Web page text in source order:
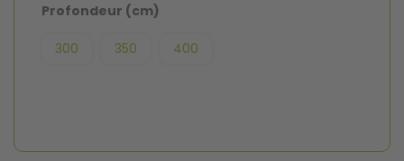
Profondeur (cm)
300 350 400